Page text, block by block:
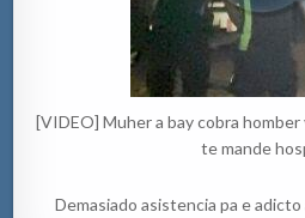
[VIDEO] Muher a bay cobra
te mande
Demasiado asistencia pa e